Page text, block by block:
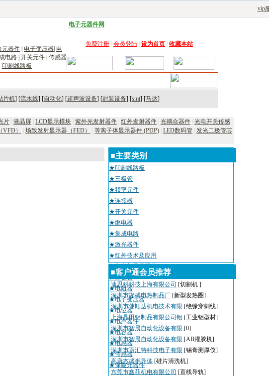
vip
电子元器件网
元器件 电子变压器 电
电路 开关元件 传感器
印刷线路板
免费注册 会员登陆 设为首页 收藏本站|
片机] [流水线] [自动化] [超声波设备] [封装设备] [smt] [马达]
片 液晶屏 LCD显示模块 紫外光发射器件 红外发射器件 光耦合器件 光电开关传感
） 场致发射显示器（FED） 等离子体显示器件 (PDP) LED数码管 发光二极管芯
■主要类别
★印刷线路板
★三极管
★频率元件
★连接器
★开关元件
★继电器
★集成电路
★激光器件
★红外技术及应用
★光电与显示器件
★二极管
★电阻器
★电子变压器
★电位器
★电声器件
★电容器
★电感器
★传感器
★保险元器件
■客户通会员推荐
·迪思科科技上海有限公司 [切割机 ]
·深圳市隆盛电热制品厂 [新型发热圈]
·深圳市伟顺达机电技术有限 [绝缘穿刺线]
·上海晶田铝制品有限公司铝 [工业铝型材]
·深圳市智晨自动化设备有限 [0]
·深圳市智晨自动化设备有限 [AB灌胶机]
·深圳市百汇特科技电子有限 [锡膏测厚仪]
·高唐杰盛半导体 [硅片清洗机]
·东莞市鑫菲机电有限公司 [直线导轨]